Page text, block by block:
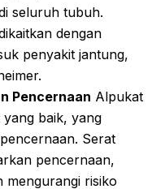
seluruh tubuh.
dengan
penyakit jantung,
Pencernaan Alpukat
baik, yang
Serat
pencernaan,
mengurangi risiko